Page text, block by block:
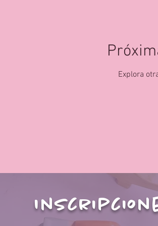
Explora